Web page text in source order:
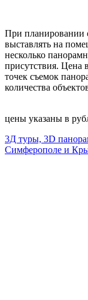
При планировании
выставлять на
несколько
присутствия. Цена
точек съемок
количества
цены указаны в
3Д туры, 3D
Симферополе и